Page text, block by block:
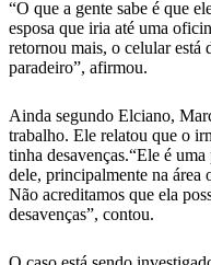
“O que a gente sabe é que
esposa que iria até uma
retornou mais, o celular está
paradeiro”, afirmou.
Ainda segundo Elciano,
trabalho. Ele relatou que o
tinha desavenças.“Ele é
dele, principalmente na área
Não acreditamos que ela
desavenças”, contou.